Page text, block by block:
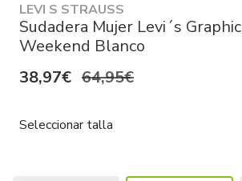
LEVI S STRAUSS
Sudadera Mujer Levi´s Graphic
Weekend Blanco
38,97€ 64,95€
Seleccionar talla